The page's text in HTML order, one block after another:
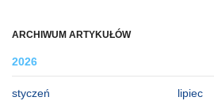
ARCHIWUM ARTYKUŁÓW
2026
styczeń lipiec